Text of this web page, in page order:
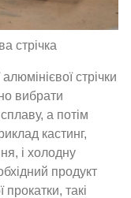
стрічка
стрічки
вибрати
а потім
кастинг,
і холодну
продукт
прокатки, такі